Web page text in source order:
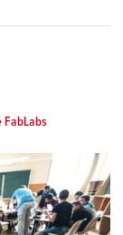
FabLabs